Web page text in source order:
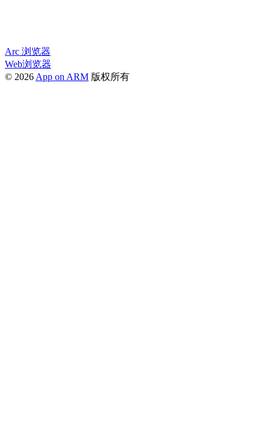
Arc 浏览器
Web浏览器
© 2026 App on ARM 版权所有